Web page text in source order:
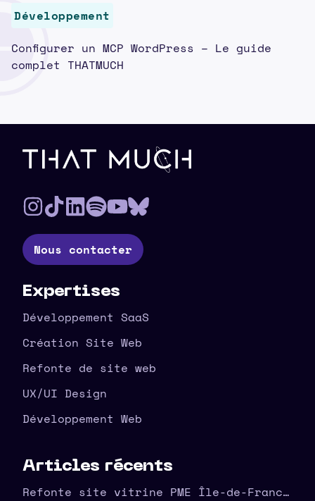
Développement
Configurer un MCP WordPress – Le guide
complet THATMUCH
Pied de page
Nous contacter
Expertises
Développement SaaS
Création Site Web
Refonte de site web
UX/UI Design
Développement Web
Articles récents
Refonte site vitrine PME Île-de-France